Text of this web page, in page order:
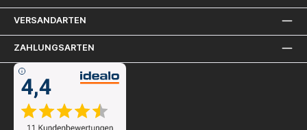
VERSANDARTEN
ZAHLUNGSARTEN